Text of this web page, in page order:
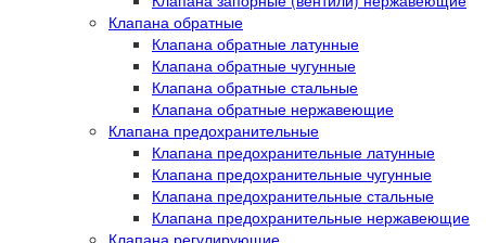
Клапана обратные
Клапана обратные латунные
Клапана обратные чугунные
Клапана обратные стальные
Клапана обратные нержавеющие
Клапана предохранительные
Клапана предохранительные латунные
Клапана предохранительные чугунные
Клапана предохранительные стальные
Клапана предохранительные нержавеющие